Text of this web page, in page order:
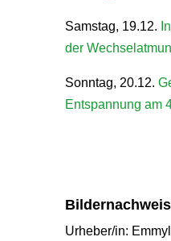
Samstag, 19.12.
der
Sonntag, 20.12.
Entspannung am
Urheber/in: